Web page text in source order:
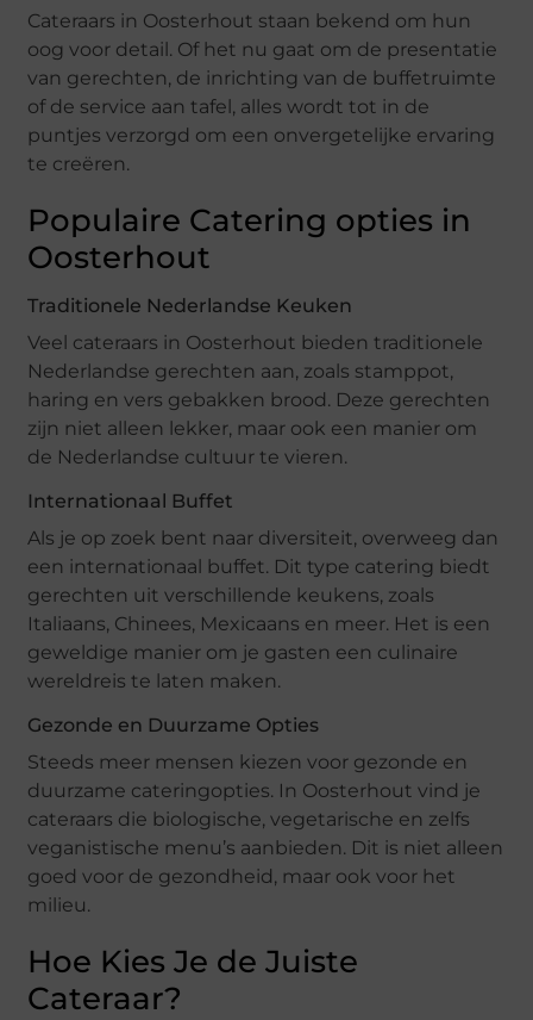
Cateraars in Oosterhout staan bekend om hun
oog voor detail. Of het nu gaat om de presentatie
van gerechten, de inrichting van de buffetruimte
of de service aan tafel, alles wordt tot in de
puntjes verzorgd om een onvergetelijke ervaring
te creëren.
Populaire Catering opties in
Oosterhout
Traditionele Nederlandse Keuken
Veel cateraars in Oosterhout bieden traditionele
Nederlandse gerechten aan, zoals stamppot,
haring en vers gebakken brood. Deze gerechten
zijn niet alleen lekker, maar ook een manier om
de Nederlandse cultuur te vieren.
Internationaal Buffet
Als je op zoek bent naar diversiteit, overweeg dan
een internationaal buffet. Dit type catering biedt
gerechten uit verschillende keukens, zoals
Italiaans, Chinees, Mexicaans en meer. Het is een
geweldige manier om je gasten een culinaire
wereldreis te laten maken.
Gezonde en Duurzame Opties
Steeds meer mensen kiezen voor gezonde en
duurzame cateringopties. In Oosterhout vind je
cateraars die biologische, vegetarische en zelfs
veganistische menu’s aanbieden. Dit is niet alleen
goed voor de gezondheid, maar ook voor het
milieu.
Hoe Kies Je de Juiste
Cateraar?